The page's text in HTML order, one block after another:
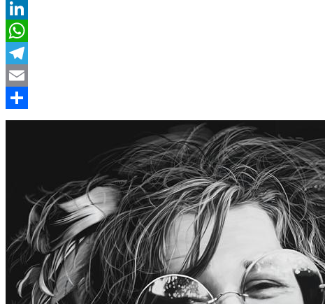
Twitter
LinkedIn
WhatsApp
Telegram
Email
Compartir